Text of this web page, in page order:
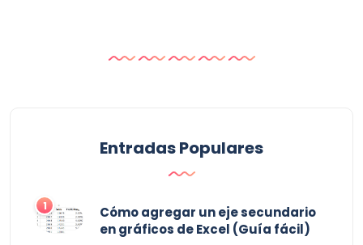
Entradas Populares
1
Cómo agregar un eje secundario
en gráficos de Excel (Guía fácil)